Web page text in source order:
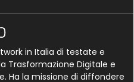
in Italia di testate e
Trasformazione Digitale e
Ha la missione di diffondere